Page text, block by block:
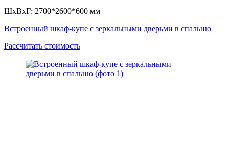
ШxВxГ: 2700*2600*600 мм
Встроенный шкаф-купе с зеркальными дверьми в спальню
Рассчитать стоимость